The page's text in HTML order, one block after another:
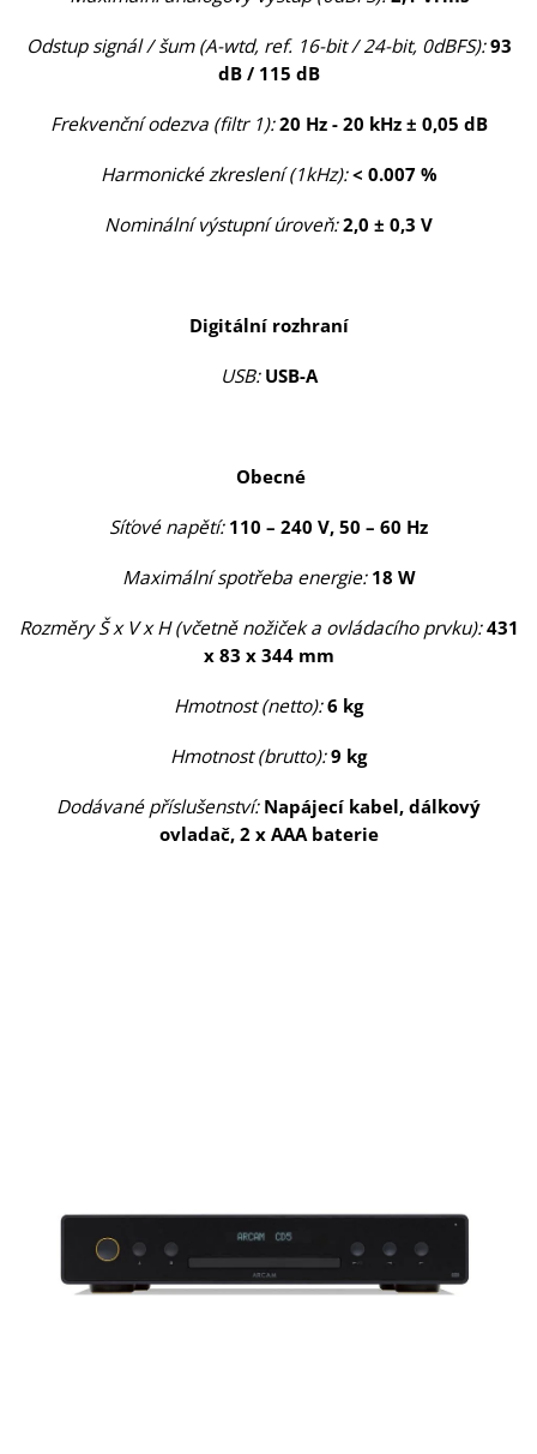
Odstup signál / šum (A-wtd, ref. 16-bit / 24-bit, 0dBFS): 93
dB / 115 dB
Frekvenční odezva (filtr 1): 20 Hz - 20 kHz ± 0,05 dB
Harmonické zkreslení (1kHz): < 0.007 %
Nominální výstupní úroveň:2,0 ± 0,3 V
Digitální rozhraní
USB: USB-A
Obecné
Síťové napětí: 110 – 240 V, 50 – 60 Hz
Maximální spotřeba energie: 18 W
Rozměry Š x V x H (včetně nožiček a ovládacího prvku): 431
x 83 x 344 mm
Hmotnost (netto):6 kg
Hmotnost (brutto):9 kg
Dodávané příslušenství:Napájecí kabel, dálkový
ovladač, 2 x AAA baterie